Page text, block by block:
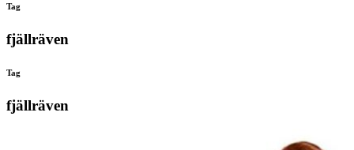
Tag
fjällräven
Tag
fjällräven